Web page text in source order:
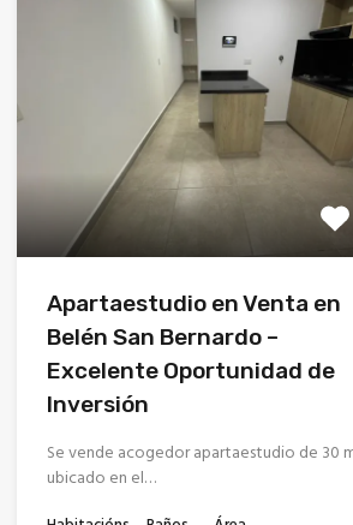
Apartaestudio en Venta en
Belén San Bernardo –
Excelente Oportunidad de
Inversión
Se vende acogedor apartaestudio de 30
ubicado en el…